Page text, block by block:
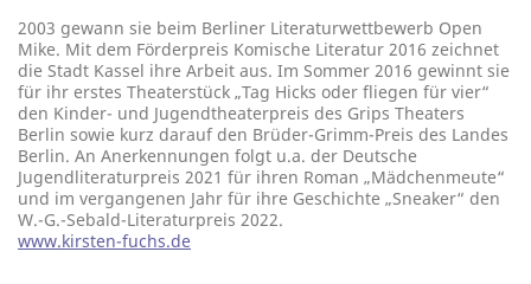
2003 gewann sie beim Berliner Literaturwettbewerb Open
Mike. Mit dem Förderpreis Komische Literatur 2016 zeichnet
die Stadt Kassel ihre Arbeit aus. Im Sommer 2016 gewinnt sie
für ihr erstes Theaterstück „Tag Hicks oder fliegen für vier“
den Kinder- und Jugendtheaterpreis des Grips Theaters
Berlin sowie kurz darauf den Brüder-Grimm-Preis des Landes
Berlin. An Anerkennungen folgt u.a. der Deutsche
Jugendliteraturpreis 2021 für ihren Roman „Mädchenmeute“
und im vergangenen Jahr für ihre Geschichte „Sneaker“ den
W.-G.-Sebald-Literaturpreis 2022.
www.kirsten-fuchs.de